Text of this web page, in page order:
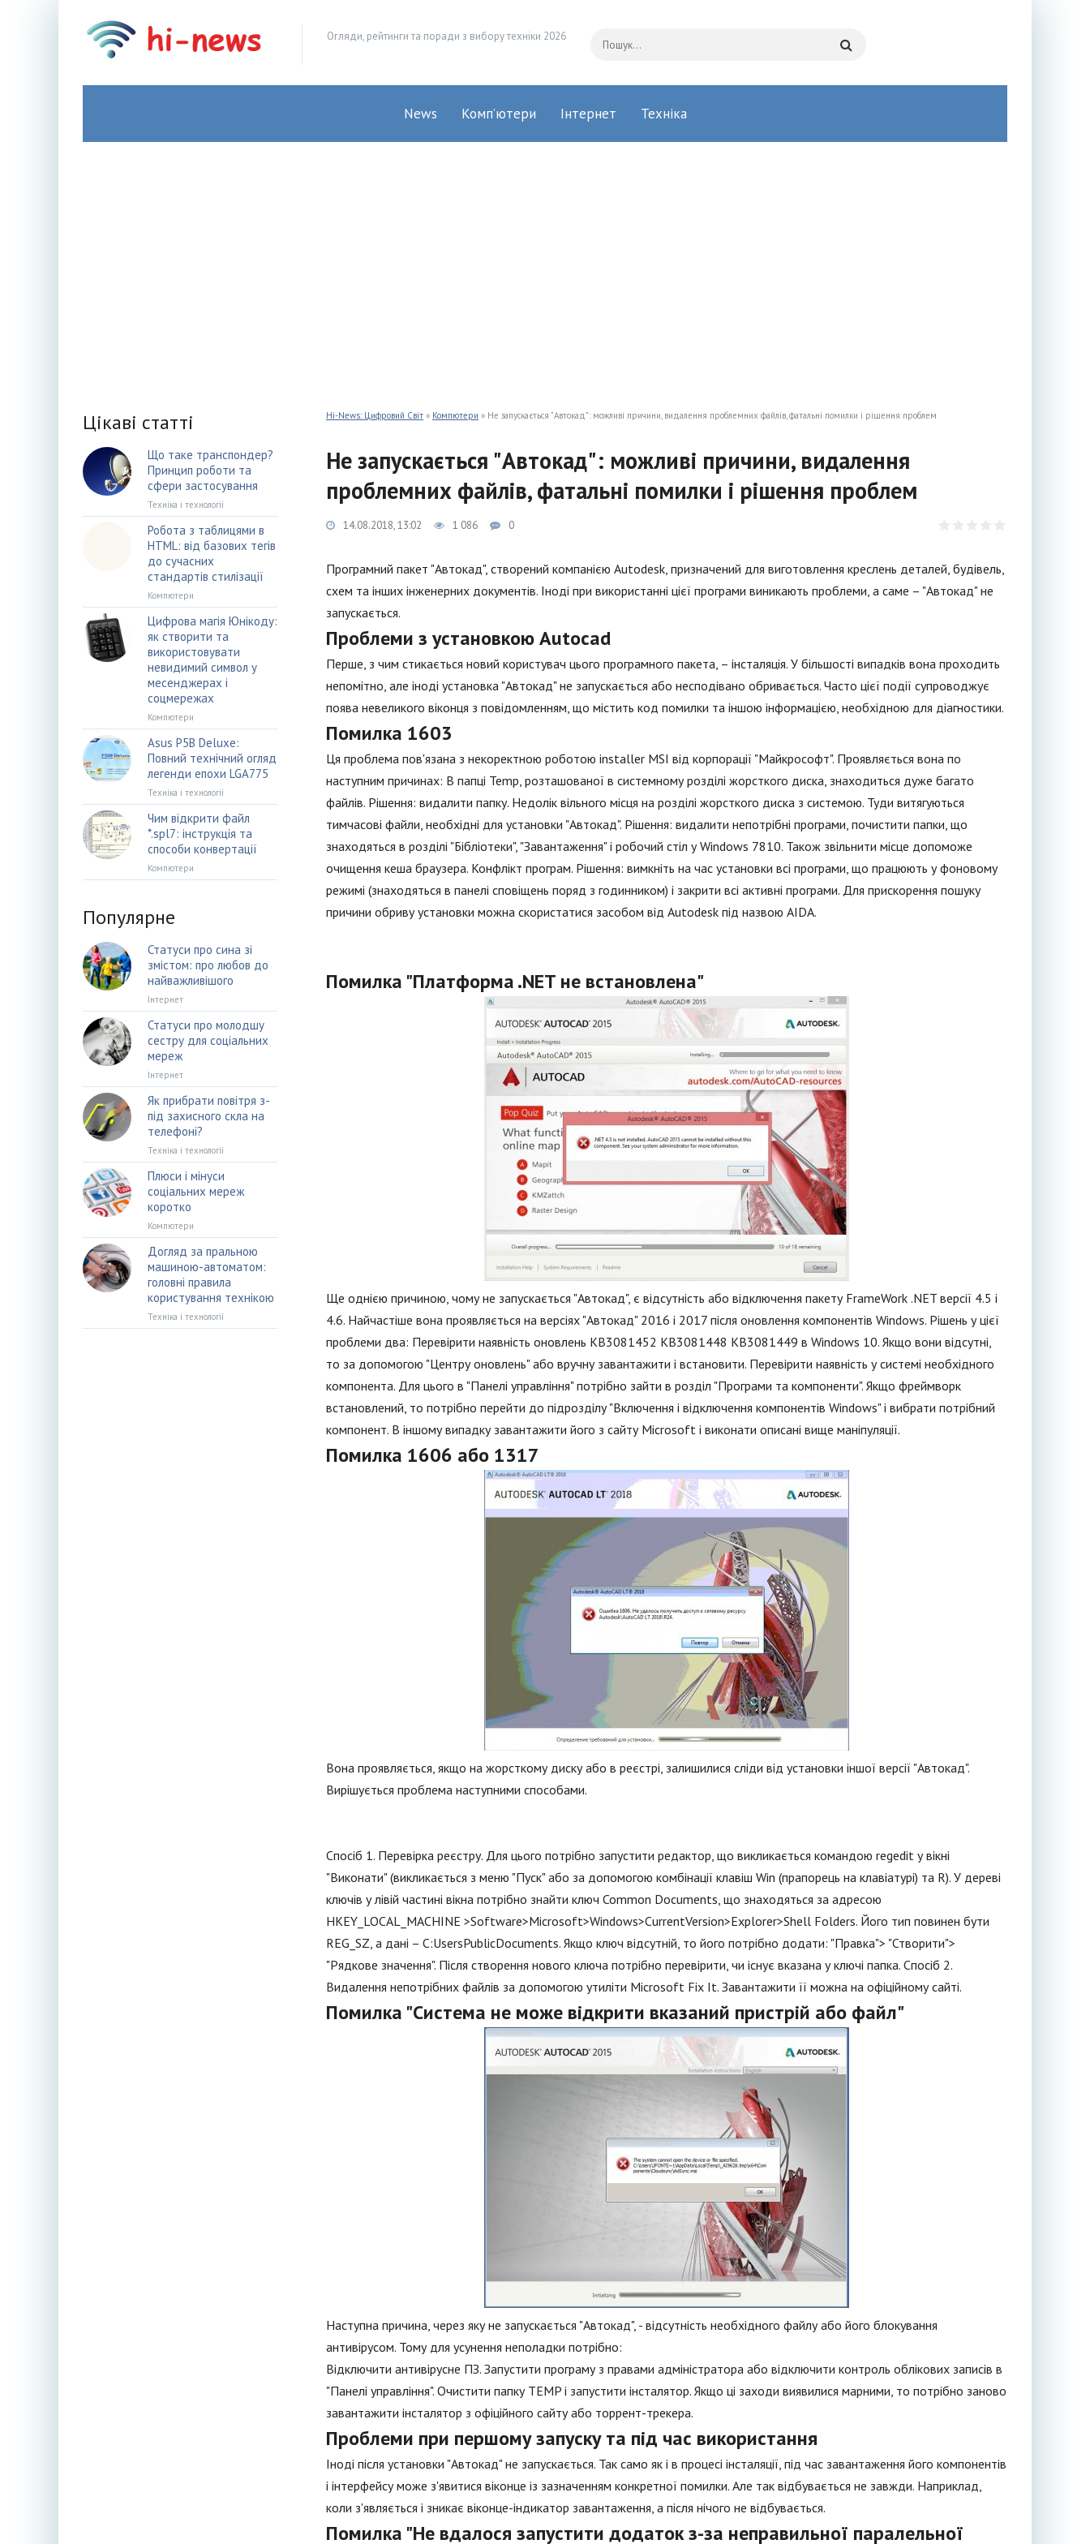
Огляди, рейтинги та поради з вибору техніки 2026
News Комп’ютери Інтернет Техніка
Hi-News: Цифровий Світ » Компютери » Не запускається "Автокад": можливі причини, видалення проблемних файлів, фатальні помилки і рішення проблем
Не запускається "Автокад": можливі причини, видалення
проблемних файлів, фатальні помилки і рішення проблем
14.08.2018, 13:02 1 086 0
Програмний пакет "Автокад", створений компанією Autodesk, призначений для виготовлення креслень деталей, будівель,
схем та інших інженерних документів. Іноді при використанні цієї програми виникають проблеми, а саме – "Автокад" не
запускається.
Проблеми з установкою Autocad
Перше, з чим стикається новий користувач цього програмного пакета, – інсталяція. У більшості випадків вона проходить
непомітно, але іноді установка "Автокад" не запускається або несподівано обривається. Часто цієї події супроводжує
поява невеликого віконця з повідомленням, що містить код помилки та іншою інформацією, необхідною для діагностики.
Помилка 1603
Ця проблема пов'язана з некоректною роботою installer MSI від корпорації "Майкрософт". Проявляється вона по
наступним причинах: В папці Temp, розташованої в системному розділі жорсткого диска, знаходиться дуже багато
файлів. Рішення: видалити папку. Недолік вільного місця на розділі жорсткого диска з системою. Туди витягуються
тимчасові файли, необхідні для установки "Автокад". Рішення: видалити непотрібні програми, почистити папки, що
знаходяться в розділі "Бібліотеки", "Завантаження" і робочий стіл у Windows 7810. Також звільнити місце допоможе
очищення кеша браузера. Конфлікт програм. Рішення: вимкніть на час установки всі програми, що працюють у фоновому
режимі (знаходяться в панелі сповіщень поряд з годинником) і закрити всі активні програми. Для прискорення пошуку
причини обриву установки можна скористатися засобом від Autodesk під назвою AIDA.
Помилка "Платформа .NET не встановлена"
Ще однією причиною, чому не запускається "Автокад", є відсутність або відключення пакету FrameWork .NET версії 4.5 і
4.6. Найчастіше вона проявляється на версіях "Автокад" 2016 і 2017 після оновлення компонентів Windows. Рішень у цієї
проблеми два: Перевірити наявність оновлень KB3081452 KB3081448 KB3081449 в Windows 10. Якщо вони відсутні,
то за допомогою "Центру оновлень" або вручну завантажити і встановити. Перевірити наявність у системі необхідного
компонента. Для цього в "Панелі управління" потрібно зайти в розділ "Програми та компоненти". Якщо фреймворк
встановлений, то потрібно перейти до підрозділу "Включення і відключення компонентів Windows" і вибрати потрібний
компонент. В іншому випадку завантажити його з сайту Microsoft і виконати описані вище маніпуляції.
Помилка 1606 або 1317
Вона проявляється, якщо на жорсткому диску або в реєстрі, залишилися сліди від установки іншої версії "Автокад".
Вирішується проблема наступними способами.
Спосіб 1. Перевірка реєстру. Для цього потрібно запустити редактор, що викликається командою regedit у вікні
"Виконати" (викликається з меню "Пуск" або за допомогою комбінації клавіш Win (прапорець на клавіатурі) та R). У дереві
ключів у лівій частині вікна потрібно знайти ключ Common Documents, що знаходяться за адресою
HKEY_LOCAL_MACHINE >Software>Microsoft>Windows>CurrentVersion>Explorer>Shell Folders. Його тип повинен бути
REG_SZ, а дані – C:UsersPublicDocuments. Якщо ключ відсутній, то його потрібно додати: "Правка"> "Створити">
"Рядкове значення". Після створення нового ключа потрібно перевірити, чи існує вказана у ключі папка. Спосіб 2.
Видалення непотрібних файлів за допомогою утиліти Microsoft Fix It. Завантажити її можна на офіційному сайті.
Помилка "Система не може відкрити вказаний пристрій або файл"
Наступна причина, через яку не запускається "Автокад", - відсутність необхідного файлу або його блокування
антивірусом. Тому для усунення неполадки потрібно:
Відключити антивірусне ПЗ. Запустити програму з правами адміністратора або відключити контроль облікових записів в
"Панелі управління". Очистити папку TEMP і запустити інсталятор. Якщо ці заходи виявилися марними, то потрібно заново
завантажити інсталятор з офіційного сайту або торрент-трекера.
Проблеми при першому запуску та під час використання
Іноді після установки "Автокад" не запускається. Так само як і в процесі інсталяції, під час завантаження його компонентів
і інтерфейсу може з'явитися віконце із зазначенням конкретної помилки. Але так відбувається не завжди. Наприклад,
коли з'являється і зникає віконце-індикатор завантаження, а після нічого не відбувається.
Помилка "Не вдалося запустити додаток з-за неправильної паралельної
Цікаві статті
Що таке транспондер?
Принцип роботи та
сфери застосування
Техніка і технології
Робота з таблицями в
HTML: від базових тегів
до сучасних
стандартів стилізації
Компютери
Цифрова магія Юнікоду:
як створити та
використовувати
невидимий символ у
месенджерах і
соцмережах
Компютери
Asus P5B Deluxe:
Повний технічний огляд
легенди епохи LGA775
Техніка і технології
Чим відкрити файл
*.spl7: інструкція та
способи конвертації
Компютери
Популярне
Статуси про сина зі
змістом: про любов до
найважливішого
Інтернет
Статуси про молодшу
сестру для соціальних
мереж
Інтернет
Як прибрати повітря з-
під захисного скла на
телефоні?
Техніка і технології
Плюси і мінуси
соціальних мереж
коротко
Компютери
Догляд за пральною
машиною-автоматом:
головні правила
користування технікою
Техніка і технології